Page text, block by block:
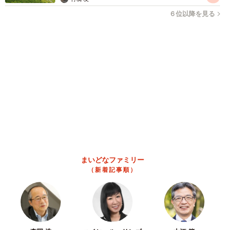
「カニにアジをあげると青くなる」ほんとに！？ 「自然の染
2026.08.06
タイの電車の中で見た優先席のマーク 子ど
も、妊娠、けが人、お年寄り… 一つだけ謎の
ものが！？「だから黄色なんですね」
中将 タカノリ